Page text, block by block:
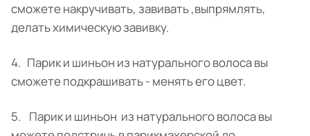
сможете накручивать, завивать ,выпрямлять,
делать химическую завивку.
4. Парик и шиньон из натурального волоса вы
сможете подкрашивать - менять его цвет.
5. Парик и шиньон из натурального волоса вы